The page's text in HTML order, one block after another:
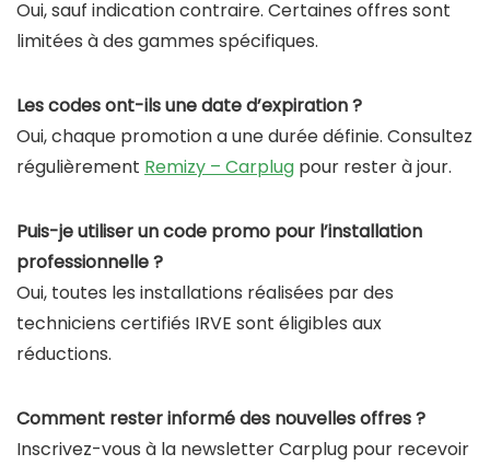
Oui, sauf indication contraire. Certaines offres sont
limitées à des gammes spécifiques.
Les codes ont-ils une date d’expiration ?
Oui, chaque promotion a une durée définie. Consultez
régulièrement Remizy – Carplug pour rester à jour.
Puis-je utiliser un code promo pour l’installation
professionnelle ?
Oui, toutes les installations réalisées par des
techniciens certifiés IRVE sont éligibles aux
réductions.
Comment rester informé des nouvelles offres ?
Inscrivez-vous à la newsletter Carplug pour recevoir